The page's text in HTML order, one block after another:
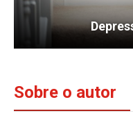
Sobre o autor